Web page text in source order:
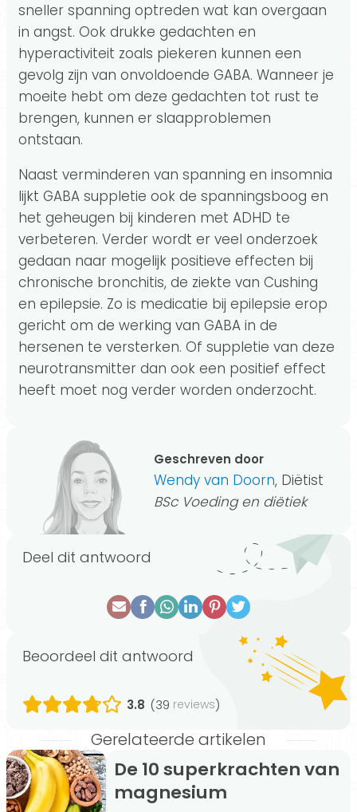
sneller spanning optreden wat kan overgaan
in angst. Ook drukke gedachten en
hyperactiviteit zoals piekeren kunnen een
gevolg zijn van onvoldoende GABA. Wanneer je
moeite hebt om deze gedachten tot rust te
brengen, kunnen er slaapproblemen
ontstaan.
Naast verminderen van spanning en insomnia
lijkt GABA suppletie ook de spanningsboog en
het geheugen bij kinderen met ADHD te
verbeteren. Verder wordt er veel onderzoek
gedaan naar mogelijk positieve effecten bij
chronische bronchitis, de ziekte van Cushing
en epilepsie. Zo is medicatie bij epilepsie erop
gericht om de werking van GABA in de
hersenen te versterken. Of suppletie van deze
neurotransmitter dan ook een positief effect
heeft moet nog verder worden onderzocht.
Geschreven door
Wendy van Doorn, Diëtist
BSc Voeding en diëtiek
Deel dit antwoord
Beoordeel dit antwoord
3.8 (39 reviews)
Gerelateerde artikelen
De 10 superkrachten van
magnesium